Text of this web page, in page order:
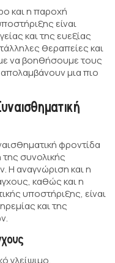
και η παροχή
είναι
και της ευεξίας
θεραπείες και
να βοηθήσουμε τους
μια πιο
φροντίδα
της συνολικής
Η αναγνώριση και η
καθώς και η
υποστήριξης, είναι
και της